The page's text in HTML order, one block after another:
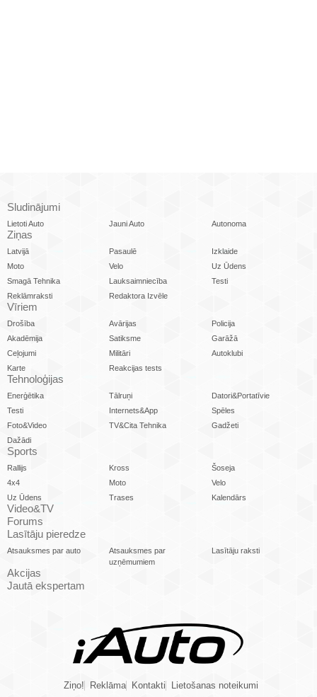
Sludinājumi
Lietoti Auto Jauni Auto Autonoma
Ziņas
Latvijā Pasaulē
Izklaide
Moto
Velo
Uz Ūdens
Smagā Tehnika
Lauksaimniecība
Testi
Reklāmraksti
Redaktora Izvēle
Vīriem
Drošība Avārijas
Policija
Akadēmija
Satiksme
Garāžā
Ceļojumi
Militāri
Autoklubi
Karte
Reakcijas tests
Tehnoloģijas
Enerģētika Tālruņi
Datori&Portatīvie
Testi
Internets&App
Spēles
Foto&Video
TV&Cita Tehnika
Gadžeti
Dažādi
Sports
Rallijs Kross
Šoseja
4x4
Moto
Velo
Uz Ūdens
Trases Kalendārs
Video&TV
Forums
Lasītāju pieredze
Atsauksmes par auto
Atsauksmes par
uzņēmumiem
Lasītāju raksti
Akcijas
Jautā ekspertam
Ziņo! Reklāma Kontakti Lietošanas noteikumi